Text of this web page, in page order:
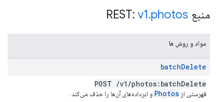
منبع REST: v1.photos
مواد و روش ها
batchDelete
POST /v1 /photos:batchDelete
فهرستی از Photos و ابرداده‌های آن‌ها را حذف می‌کند.